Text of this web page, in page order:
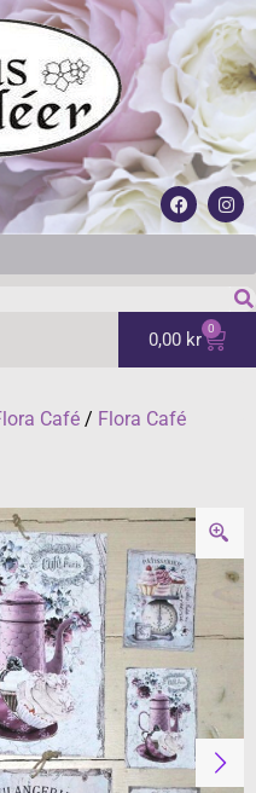
0,00 kr 0
Café / Flora Café